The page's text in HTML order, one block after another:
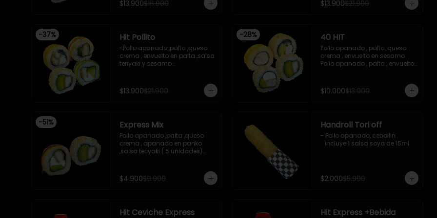
-Imagen referencial
, envuelto en cibulett
-Incluye 2 salsa de soya , 1
salsa teriyaki .
-Imagen referencial .
$13.900$16.900
acevichada ,y chichimi , 10
piezas
$13.900$21.900
-37% Hit Pollito
-Pollo apanado ,palta ,queso
crema , envuelto en palta ,salsa
teriyaki y sesamo
-Pollo apanado , cebollin ,
apanado en panko , salsa
-incluye 2 salsas de soya , 1
salsa teriyaki , 1wasabi , 1
gengibre , 3 palitos .
-Imagen referencial .
$13.900$21.900
-28% 40 HIT
Pollo apanado , palta, queso
crema , envuelto en sesamo
Pollo apanado , palta , envuelto
apanado en panko
Kanikama , queso crema ,
$10.000$13.900
-51% Express Mix
Pollo apanado ,palta ,queso
crema , apanado en panko
,salsa teriyaki ( 5 unidades)
incluye 1 salsa de soya de 15 ml
$4.900$9.900
Handroll Tori off
- Pollo apanado, cebollin .
   incluye 1 salsa soya de 15ml
$2.000$5.990
Hit Ceviche Express
Hit Express +Bebida